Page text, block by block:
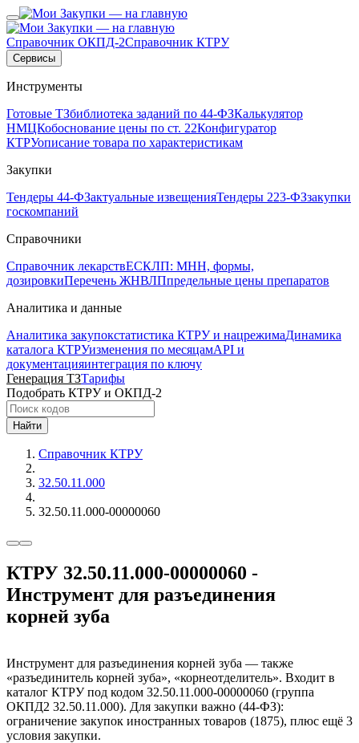
Справочник ОКПД-2Справочник КТРУ
Сервисы
Инструменты
Готовые ТЗбиблиотека заданий по 44-ФЗКалькулятор
НМЦКобоснование цены по ст. 22Конфигуратор
КТРУописание товара по характеристикам
Закупки
Тендеры 44-ФЗактуальные извещенияТендеры 223-ФЗзакупки
госкомпаний
Справочники
Справочник лекарствЕСКЛП: МНН, формы,
дозировкиПеречень ЖНВЛПпредельные цены препаратов
Аналитика и данные
Аналитика закупокстатистика КТРУ и нацрежимаДинамика
каталога КТРУизменения по месяцамAPI и
документацияинтеграция по ключу
Генерация ТЗТарифы
Подобрать КТРУ и ОКПД-2
Найти
Справочник КТРУ
32.50.11.000
32.50.11.000-00000060
КТРУ 32.50.11.000-00000060 -
Инструмент для разъединения
корней зуба
Инструмент для разъединения корней зуба — также
«разъединитель корней зуба», «корнеотделитель». Входит в
каталог КТРУ под кодом 32.50.11.000-00000060 (группа
ОКПД2 32.50.11.000). Для закупки важно (44-ФЗ):
ограничение закупок иностранных товаров (1875), плюс ещё 3
условия закупки.